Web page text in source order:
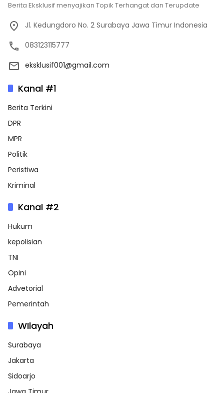
Berita Eksklusif menyajikan Topik Terhangat dan Terupdate
Jl. Kedungdoro No. 2 Surabaya Jawa Timur Indonesia
083123115777
eksklusif001@gmail.com
Kanal #1
Berita Terkini
DPR
MPR
Politik
Peristiwa
Kriminal
Kanal #2
Hukum
kepolisian
TNI
Opini
Advetorial
Pemerintah
WIlayah
Surabaya
Jakarta
Sidoarjo